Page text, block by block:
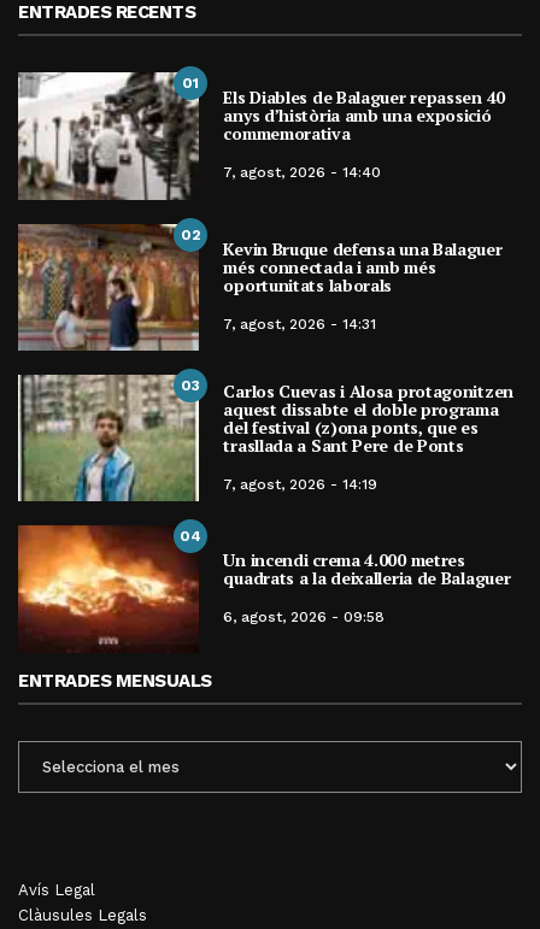
ENTRADES RECENTS
01
Els Diables de Balaguer repassen 40
anys d’història amb una exposició
commemorativa
7, agost, 2026 - 14:40
02
Kevin Bruque defensa una Balaguer
més connectada i amb més
oportunitats laborals
7, agost, 2026 - 14:31
03 Carlos Cuevas i Alosa protagonitzen
aquest dissabte el doble programa
del festival (z)ona ponts, que es
trasllada a Sant Pere de Ponts
7, agost, 2026 - 14:19
04
Un incendi crema 4.000 metres
quadrats a la deixalleria de Balaguer
6, agost, 2026 - 09:58
ENTRADES MENSUALS
MENSUALS
Avís Legal
Clàusules Legals